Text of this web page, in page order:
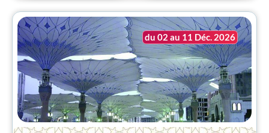
du 02 au 11 Déc. 2026